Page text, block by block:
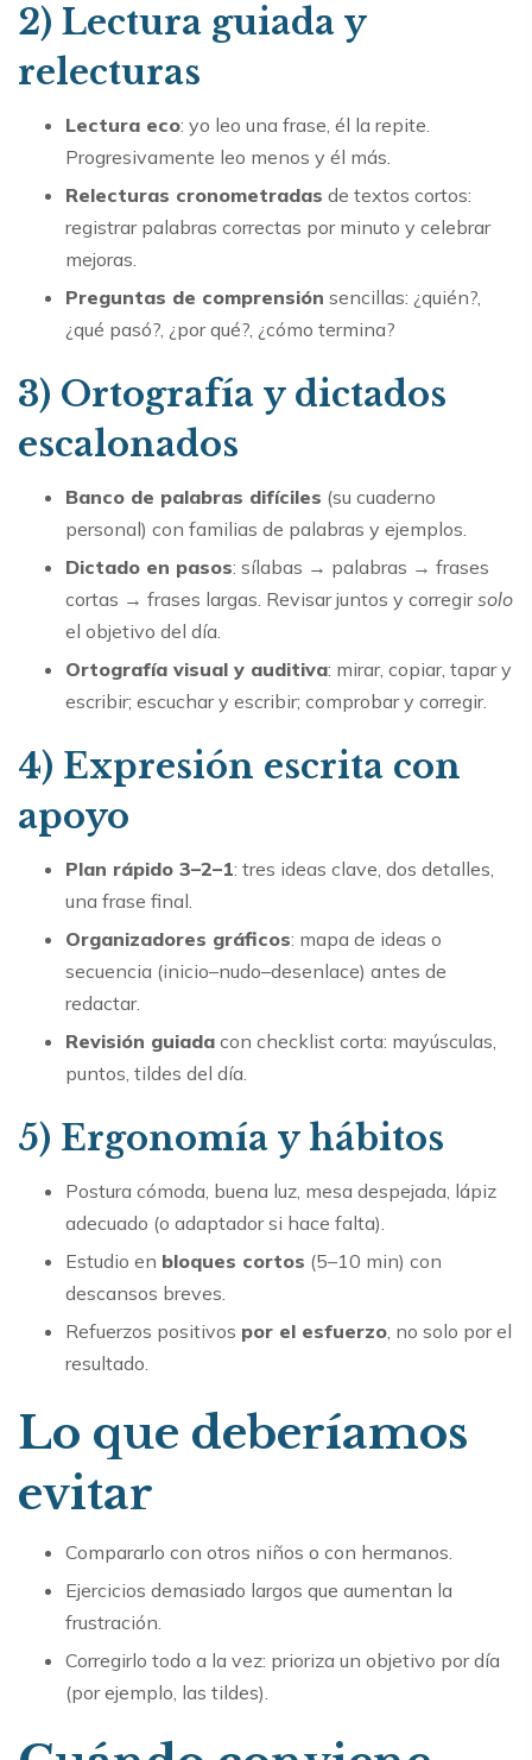
2) Lectura guiada y
relecturas
Lectura eco: yo leo una frase, él la repite.
Progresivamente leo menos y él más.
Relecturas cronometradas de textos cortos:
registrar palabras correctas por minuto y celebrar
mejoras.
Preguntas de comprensión sencillas: ¿quién?,
¿qué pasó?, ¿por qué?, ¿cómo termina?
3) Ortografía y dictados
escalonados
Banco de palabras difíciles (su cuaderno
personal) con familias de palabras y ejemplos.
Dictado en pasos: sílabas → palabras → frases
cortas → frases largas. Revisar juntos y corregirsolo
el objetivo del día.
Ortografía visual y auditiva: mirar, copiar, tapar y
escribir; escuchar y escribir; comprobar y corregir.
4) Expresión escrita con
apoyo
Plan rápido 3–2–1: tres ideas clave, dos detalles,
una frase final.
Organizadores gráficos: mapa de ideas o
secuencia (inicio–nudo–desenlace) antes de
redactar.
Revisión guiada con checklist corta: mayúsculas,
puntos, tildes del día.
5) Ergonomía y hábitos
Postura cómoda, buena luz, mesa despejada, lápiz
adecuado (o adaptador si hace falta).
Estudio en bloques cortos (5–10 min) con
descansos breves.
Refuerzos positivos por el esfuerzo, no solo por el
resultado.
Lo que deberíamos
evitar
Compararlo con otros niños o con hermanos.
Ejercicios demasiado largos que aumentan la
frustración.
Corregirlo todo a la vez: prioriza un objetivo por día
(por ejemplo, las tildes).